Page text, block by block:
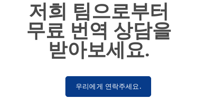
저희 팀으로부터
무료 번역 상담을
받아보세요.
우리에게 연락주세요.